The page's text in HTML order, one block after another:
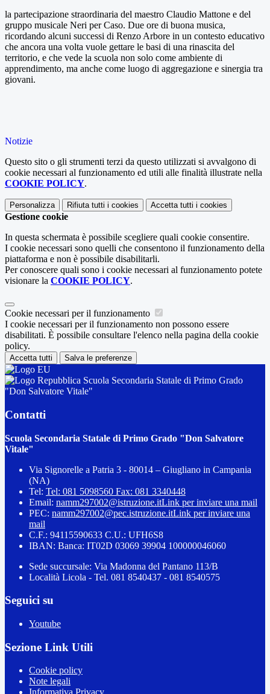
la partecipazione straordinaria del maestro Claudio Mattone e del
gruppo musicale Neri per Caso. Due ore di buona musica,
ricordando alcuni successi di Renzo Arbore in un contesto educativo
che ancora una volta vuole gettare le basi di una rinascita del
territorio, e che vede la scuola non solo come ambiente di
apprendimento, ma anche come luogo di aggregazione e sinergia tra
giovani.
Notizie
Questo sito o gli strumenti terzi da questo utilizzati si avvalgono di
cookie necessari al funzionamento ed utili alle finalità illustrate nella
COOKIE POLICY.
Personalizza Rifiuta tutti i cookies Accetta tutti i cookies
Gestione cookie
In questa schermata è possibile scegliere quali cookie consentire.
I cookie necessari sono quelli che consentono il funzionamento della
piattaforma e non è possibile disabilitarli.
Per conoscere quali sono i cookie necessari al funzionamento potete
visionare la COOKIE POLICY.
Cookie necessari per il funzionamento
I cookie necessari per il funzionamento non possono essere
disabilitati. È possibile consultare l'elenco nella pagina della cookie
policy.
Accetta tutti Salva le preferenze
Scuola Secondaria Statale di Primo Grado
"Don Salvatore Vitale"
Contatti
Scuola Secondaria Statale di Primo Grado "Don Salvatore
Vitale"
Via Signorelle a Patria 3 - 80014 – Giugliano in Campania
(NA)
Tel: Tel: 081 5098560 Fax: 081 3340448
Email: namm297002@istruzione.itLink per inviare una mail
PEC: namm297002@pec.istruzione.itLink per inviare una
mail
C.F.: 94115590633 C.U.: UFH6S8
IBAN: Banca: IT02D 03069 39904 100000046060
Sede succursale: Via Madonna del Pantano 113/B
Località Licola - Tel. 081 8540437 - 081 8540575
Seguici su
Youtube
Sezione Link Utili
Cookie policy
Note legali